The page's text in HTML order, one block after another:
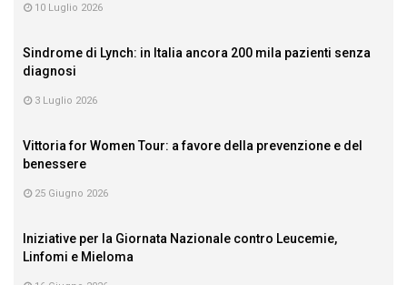
10 Luglio 2026
Sindrome di Lynch: in Italia ancora 200 mila pazienti senza
diagnosi
3 Luglio 2026
Vittoria for Women Tour: a favore della prevenzione e del
benessere
25 Giugno 2026
Iniziative per la Giornata Nazionale contro Leucemie,
Linfomi e Mieloma